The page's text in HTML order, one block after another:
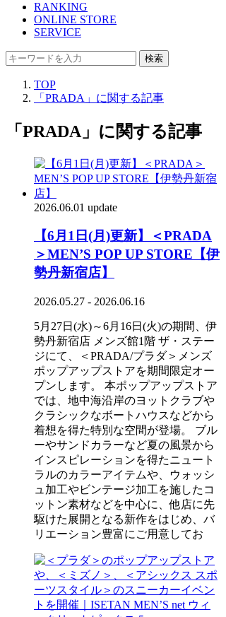
RANKING
ONLINE STORE
SERVICE
検索
TOP
「PRADA」に関する記事
「PRADA」に関する記事
2026.06.01 update
【6月1日(月)更新】＜PRADA
＞MEN’S POP UP STORE【伊
勢丹新宿店】
2026.05.27 - 2026.06.16
5月27日(水)～6月16日(火)の期間、伊
勢丹新宿店 メンズ館1階 ザ・ステー
ジにて、＜PRADA/プラダ＞メンズ
ポップアップストアを期間限定オー
プンします。 本ポップアップストア
では、地中海沿岸のヨットクラブや
クラシックなボートハウスなどから
着想を得た特別な空間が登場。 ブル
ーやサンドカラーなど夏の風景から
インスピレーションを得たニュート
ラルのカラーアイテムや、ウォッシ
ュ加工やビンテージ加工を施したコ
ットン素材などを中心に、他店に先
駆けた展開となる新作をはじめ、バ
リエーション豊富にご用意してお